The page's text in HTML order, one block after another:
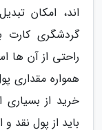
گردشگری کارت
راحتی از آن ها
همواره مقداری
خرید از
باید از پول نقد